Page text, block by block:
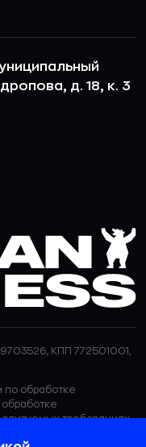
д. 18, к. 3
КПП 772501001,
по обработке
требованиях